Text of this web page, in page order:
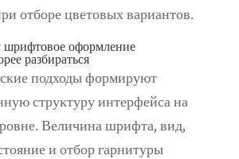
отборе цветовых вариантов.
шрифтовое оформление
разбираться
подходы формируют
структуру интерфейса на
Величина шрифта, вид,
и отбор гарнитуры